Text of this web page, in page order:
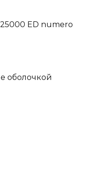
ED numero
оболочкой